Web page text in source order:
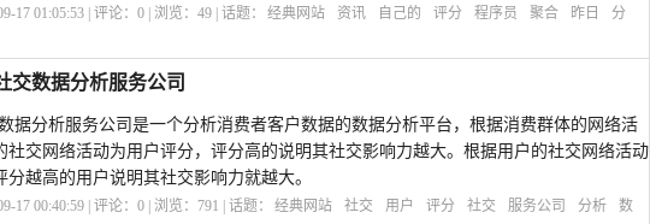
17 01:05:53 | 评论：0 | 浏览：49 | 话题： 经典网站 资讯 自己的 评分 程序员 聚合 昨日
分
交数据分析服务公司
据分析服务公司是一个分析消费者客户数据的数据分析平台，根据消费群体的网络活
社交网络活动为用户评分，评分高的说明其社交影响力越大。根据用户的社交网络活动
分越高的用户说明其社交影响力就越大。
17 00:40:59 | 评论：0 | 浏览： 791 | 话题： 经典网站 社交 用户 评分 社交 服务公司 分析
数